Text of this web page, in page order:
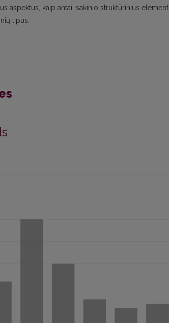
aspektus, kaip antai: sakinio struktūrinius
tipus.